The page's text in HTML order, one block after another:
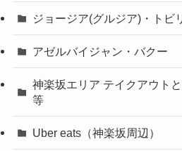
ジョージア(グルジア)・トビ
アゼルバイジャン・バクー
神楽坂エリア テイクアウト
等
Uber eats（神楽坂周辺）